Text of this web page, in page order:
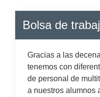
Bolsa de
Gracias a las
tenemos con
de personal de
a nuestros alumnos